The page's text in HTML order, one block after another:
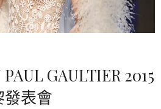
GAULTIER 2015
表會